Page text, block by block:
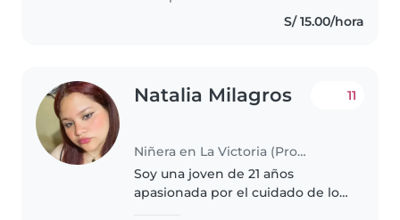
S/ 15.00/hora
Natalia Milagros
Niñera en La Victoria (Provincia de Chiclayo)
11
Soy una joven de 21 años
apasionada por el cuidado de los